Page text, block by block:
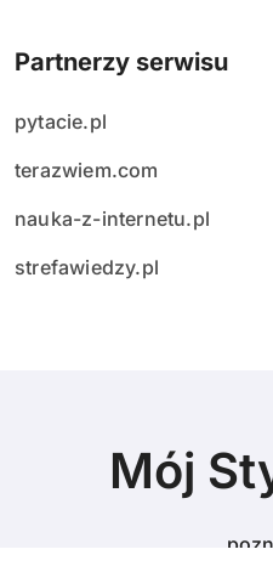
Partnerzy serwisu
pytacie.pl
terazwiem.com
nauka-z-internetu.pl
strefawiedzy.pl
Mój